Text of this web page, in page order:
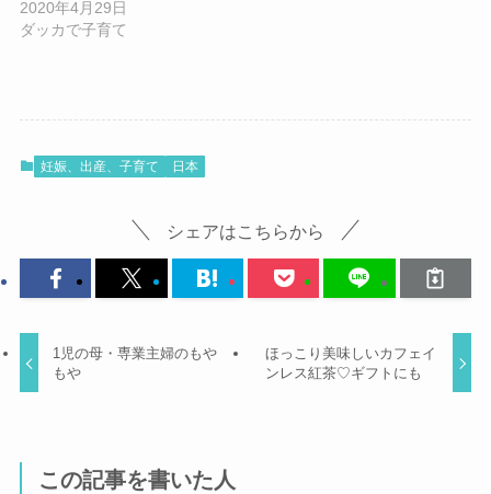
2020年4月29日
ダッカで子育て
妊娠、出産、子育て 日本
シェアはこちらから
1児の母・専業主婦のもや
もや
ほっこり美味しいカフェイ
ンレス紅茶♡ギフトにも
この記事を書いた人